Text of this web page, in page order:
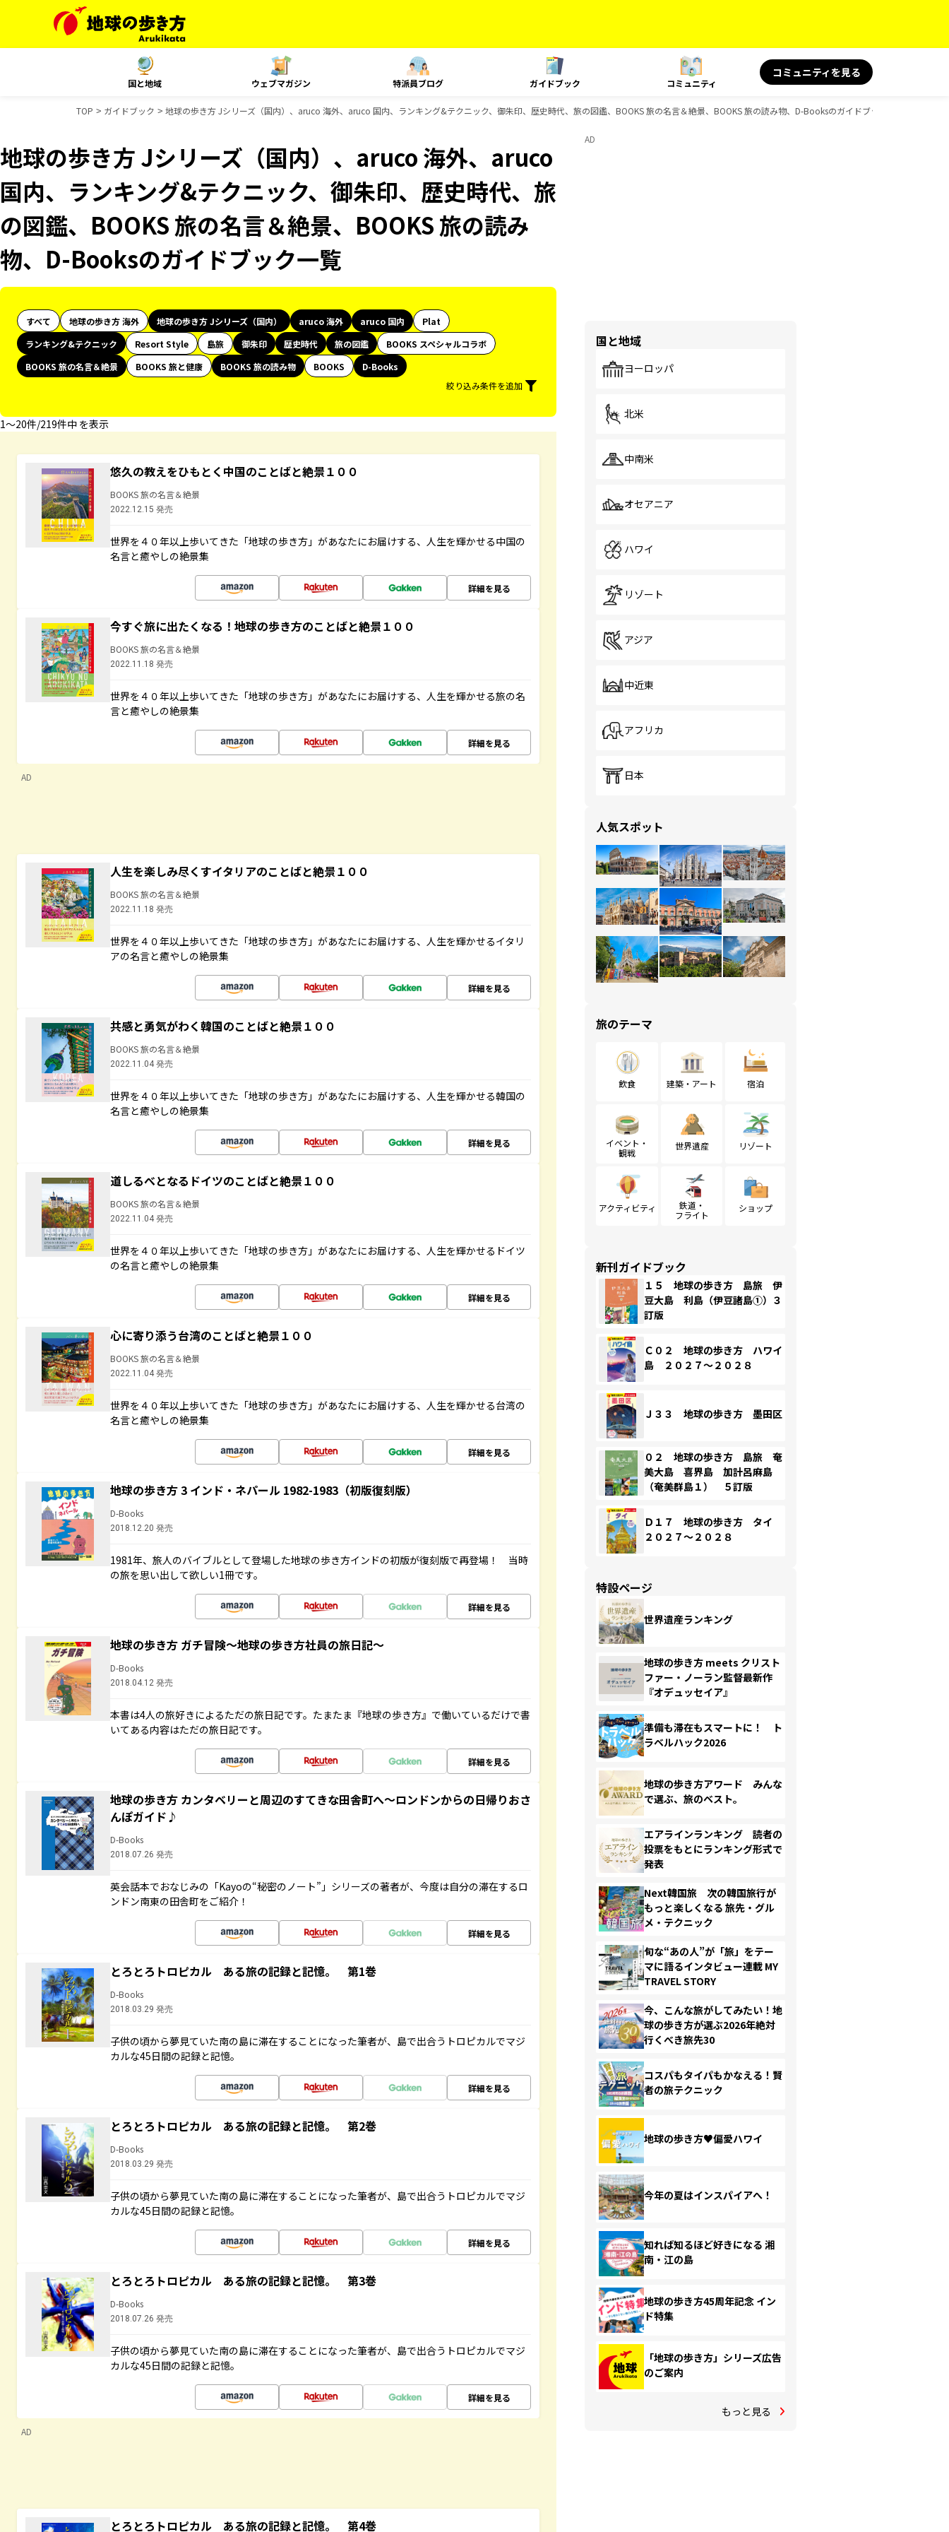
国と地域 ウェブマガジン 特派員ブログ ガイドブック コミュニティ
コミュニティを見る
TOP ガイドブック 地球の歩き方 Jシリーズ（国内）、aruco 海外、aruco 国内、ランキング&テクニック、御朱印、歴史時代、旅の図鑑、BOOKS 旅の名言＆絶景、BOOKS 旅の読み物、D-Booksのガイドブック一覧
地球の歩き方 Jシリーズ（国内）、aruco 海外、aruco
国内、ランキング&テクニック、御朱印、歴史時代、旅
の図鑑、BOOKS 旅の名言＆絶景、BOOKS 旅の読み
物、D-Booksのガイドブック一覧
すべて 地球の歩き方 海外 地球の歩き方 Jシリーズ（国内） aruco 海外 aruco 国内
Plat
ランキング&テクニック
Resort Style 島旅 御朱印 歴史時代 旅の図鑑
BOOKS スペシャルコラボ
BOOKS 旅の名言＆絶景
BOOKS 旅と健康 BOOKS 旅の読み物 BOOKS
D-Books
絞り込み条件を追加
1〜20件/219件中 を表示
悠久の教えをひもとく中国のことばと絶景１００
BOOKS 旅の名言＆絶景
2022.12.15 発売
世界を４０年以上歩いてきた「地球の歩き方」があなたにお届けする、人生を輝かせる中国の
名言と癒やしの絶景集
詳細を見る
今すぐ旅に出たくなる！地球の歩き方のことばと絶景１００
BOOKS 旅の名言＆絶景
2022.11.18 発売
世界を４０年以上歩いてきた「地球の歩き方」があなたにお届けする、人生を輝かせる旅の名
言と癒やしの絶景集
詳細を見る
AD
人生を楽しみ尽くすイタリアのことばと絶景１００
BOOKS 旅の名言＆絶景
2022.11.18 発売
世界を４０年以上歩いてきた「地球の歩き方」があなたにお届けする、人生を輝かせるイタリ
アの名言と癒やしの絶景集
詳細を見る
共感と勇気がわく韓国のことばと絶景１００
BOOKS 旅の名言＆絶景
2022.11.04 発売
世界を４０年以上歩いてきた「地球の歩き方」があなたにお届けする、人生を輝かせる韓国の
名言と癒やしの絶景集
詳細を見る
道しるべとなるドイツのことばと絶景１００
BOOKS 旅の名言＆絶景
2022.11.04 発売
世界を４０年以上歩いてきた「地球の歩き方」があなたにお届けする、人生を輝かせるドイツ
の名言と癒やしの絶景集
詳細を見る
心に寄り添う台湾のことばと絶景１００
BOOKS 旅の名言＆絶景
2022.11.04 発売
世界を４０年以上歩いてきた「地球の歩き方」があなたにお届けする、人生を輝かせる台湾の
名言と癒やしの絶景集
詳細を見る
地球の歩き方 3 インド・ネパール 1982-1983（初版復刻版）
D-Books
2018.12.20 発売
1981年、旅人のバイブルとして登場した地球の歩き方インドの初版が復刻版で再登場！ 当時
の旅を思い出して欲しい1冊です。
詳細を見る
地球の歩き方 ガチ冒険～地球の歩き方社員の旅日記～
D-Books
2018.04.12 発売
本書は4人の旅好きによるただの旅日記です。たまたま『地球の歩き方』で働いているだけで書
いてある内容はただの旅日記です。
詳細を見る
地球の歩き方 カンタベリーと周辺のすてきな田舎町へ～ロンドンからの日帰りおさ
んぽガイド♪
D-Books
2018.07.26 発売
英会話本でおなじみの「Kayoの“秘密のノート”」シリーズの著者が、今度は自分の滞在するロ
ンドン南東の田舎町をご紹介！
詳細を見る
とろとろトロピカル ある旅の記録と記憶。 第1巻
D-Books
2018.03.29 発売
子供の頃から夢見ていた南の島に滞在することになった筆者が、島で出合うトロピカルでマジ
カルな45日間の記録と記憶。
詳細を見る
とろとろトロピカル ある旅の記録と記憶。 第2巻
D-Books
2018.03.29 発売
子供の頃から夢見ていた南の島に滞在することになった筆者が、島で出合うトロピカルでマジ
カルな45日間の記録と記憶。
詳細を見る
とろとろトロピカル ある旅の記録と記憶。 第3巻
D-Books
2018.07.26 発売
子供の頃から夢見ていた南の島に滞在することになった筆者が、島で出合うトロピカルでマジ
カルな45日間の記録と記憶。
詳細を見る
AD
とろとろトロピカル ある旅の記録と記憶。 第4巻
AD
国と地域
ヨーロッパ
北米
中南米
オセアニア
ハワイ
リゾート
アジア
中近東
アフリカ
日本
人気スポット
旅のテーマ
飲食 建築・アート 宿泊
イベント・
観戦
世界遺産 リゾート
アクティビティ
鉄道・
フライト
ショップ
新刊ガイドブック
１５ 地球の歩き方 島旅 伊
豆大島 利島（伊豆諸島①）３
訂版
Ｃ０２ 地球の歩き方 ハワイ
島 ２０２７～２０２８
Ｊ３３ 地球の歩き方 墨田区
０２ 地球の歩き方 島旅 奄
美大島 喜界島 加計呂麻島
（奄美群島１） ５訂版
Ｄ１７ 地球の歩き方 タイ
２０２７～２０２８
特設ページ
世界遺産ランキング
地球の歩き方 meets クリスト
ファー・ノーラン監督最新作
『オデュッセイア』
準備も滞在もスマートに！ ト
ラベルハック2026
地球の歩き方アワード みんな
で選ぶ、旅のベスト。
エアラインランキング 読者の
投票をもとにランキング形式で
発表
Next韓国旅 次の韓国旅行が
もっと楽しくなる 旅先・グル
メ・テクニック
旬な“あの人”が「旅」をテー
マに語るインタビュー連載 MY
TRAVEL STORY
今、こんな旅がしてみたい！地
球の歩き方が選ぶ2026年絶対
行くべき旅先30
コスパもタイパもかなえる！賢
者の旅テクニック
地球の歩き方♥偏愛ハワイ
今年の夏はインスパイアへ！
知れば知るほど好きになる 湘
南・江の島
地球の歩き方45周年記念 イン
ド特集
「地球の歩き方」シリーズ広告
のご案内
もっと見る